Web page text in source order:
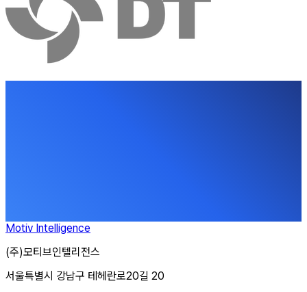
Motiv Intelligence
(주)모티브인텔리전스
서울특별시 강남구 테헤란로20길 20